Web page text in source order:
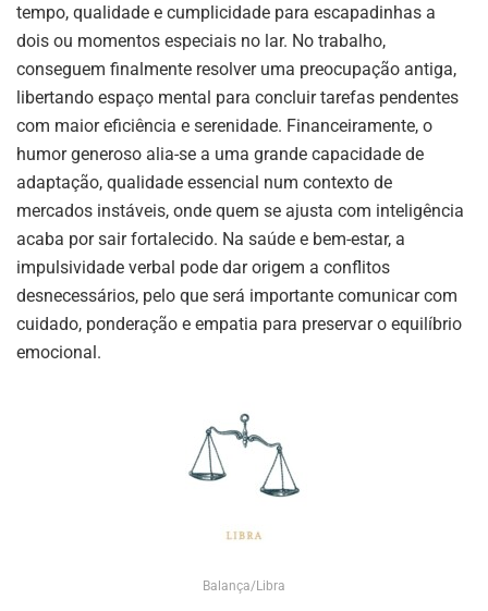
tempo, qualidade e cumplicidade para escapadinhas a
dois ou momentos especiais no lar. No trabalho,
conseguem finalmente resolver uma preocupação antiga,
libertando espaço mental para concluir tarefas pendentes
com maior eficiência e serenidade. Financeiramente, o
humor generoso alia-se a uma grande capacidade de
adaptação, qualidade essencial num contexto de
mercados instáveis, onde quem se ajusta com inteligência
acaba por sair fortalecido. Na saúde e bem-estar, a
impulsividade verbal pode dar origem a conflitos
desnecessários, pelo que será importante comunicar com
cuidado, ponderação e empatia para preservar o equilíbrio
emocional.
Balança/Libra